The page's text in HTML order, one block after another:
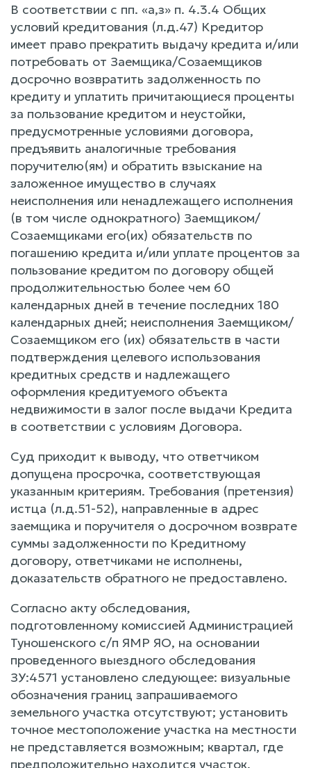
В соответствии с пп. «а,з» п. 4.3.4 Общих
условий кредитования (л.д.47) Кредитор
имеет право прекратить выдачу кредита и/или
потребовать от Заемщика/Созаемщиков
досрочно возвратить задолженность по
кредиту и уплатить причитающиеся проценты
за пользование кредитом и неустойки,
предусмотренные условиями договора,
предъявить аналогичные требования
поручителю(ям) и обратить взыскание на
заложенное имущество в случаях
неисполнения или ненадлежащего исполнения
(в том числе однократного) Заемщиком/
Созаемщиками его(их) обязательств по
погашению кредита и/или уплате процентов за
пользование кредитом по договору общей
продолжительностью более чем 60
календарных дней в течение последних 180
календарных дней; неисполнения Заемщиком/
Созаемщиком его (их) обязательств в части
подтверждения целевого использования
кредитных средств и надлежащего
оформления кредитуемого объекта
недвижимости в залог после выдачи Кредита
в соответствии с условиям Договора.
Суд приходит к выводу, что ответчиком
допущена просрочка, соответствующая
указанным критериям. Требования (претензия)
истца (л.д.51-52), направленные в адрес
заемщика и поручителя о досрочном возврате
суммы задолженности по Кредитному
договору, ответчиками не исполнены,
доказательств обратного не предоставлено.
Согласно акту обследования,
подготовленному комиссией Администрацией
Туношенского с/п ЯМР ЯО, на основании
проведенного выездного обследования
ЗУ:4571 установлено следующее: визуальные
обозначения границ запрашиваемого
земельного участка отсутствуют; установить
точное местоположение участка на местности
не представляется возможным; квартал, где
предположительно находится участок,